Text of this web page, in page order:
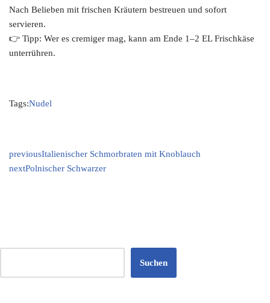
Nach Belieben mit frischen Kräutern bestreuen und sofort
servieren.
👉 Tipp: Wer es cremiger mag, kann am Ende 1–2 EL Frischkäse
unterrühren.
Tags:Nudel
previousItalienischer Schmorbraten mit Knoblauch
nextPolnischer Schwarzer
Suchen